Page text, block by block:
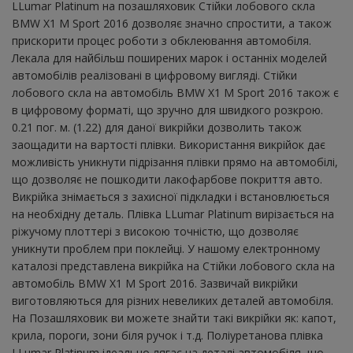
LLumar Platinum на позашляховик Стійки лобового скла
BMW X1 M Sport 2016 дозволяє значно спростити, а також
прискорити процес роботи з обклеювання автомобіля.
Лекала для найбільш поширених марок і останніх моделей
автомобілів реалізовані в цифровому вигляді. Стійки
лобового скла на автомобіль BMW X1 M Sport 2016 також є
в цифровому форматі, що зручно для швидкого розкрою.
0.21 пог. м. (1.22) для даної викрійки дозволить також
заощадити на вартості плівки. Використання викрійок дає
можливість уникнути підрізання плівки прямо на автомобілі,
що дозволяє не пошкодити лакофарбове покриття авто.
Викрійка знімається з захисної підкладки і встановлюється
на необхідну деталь. Плівка LLumar Platinum вирізається на
ріжучому плоттері з високою точністю, що дозволяє
уникнути проблем при поклейці. У нашому електронному
каталозі представлена ​​викрійка на Стійки лобового скла на
автомобіль BMW X1 M Sport 2016. Зазвичай викрійки
виготовляються для різних невеликих деталей автомобіля.
На Позашляховик ви можете знайти такі викрійки як: капот,
крила, пороги, зони біля ручок і т.д. Поліуретанова плівка